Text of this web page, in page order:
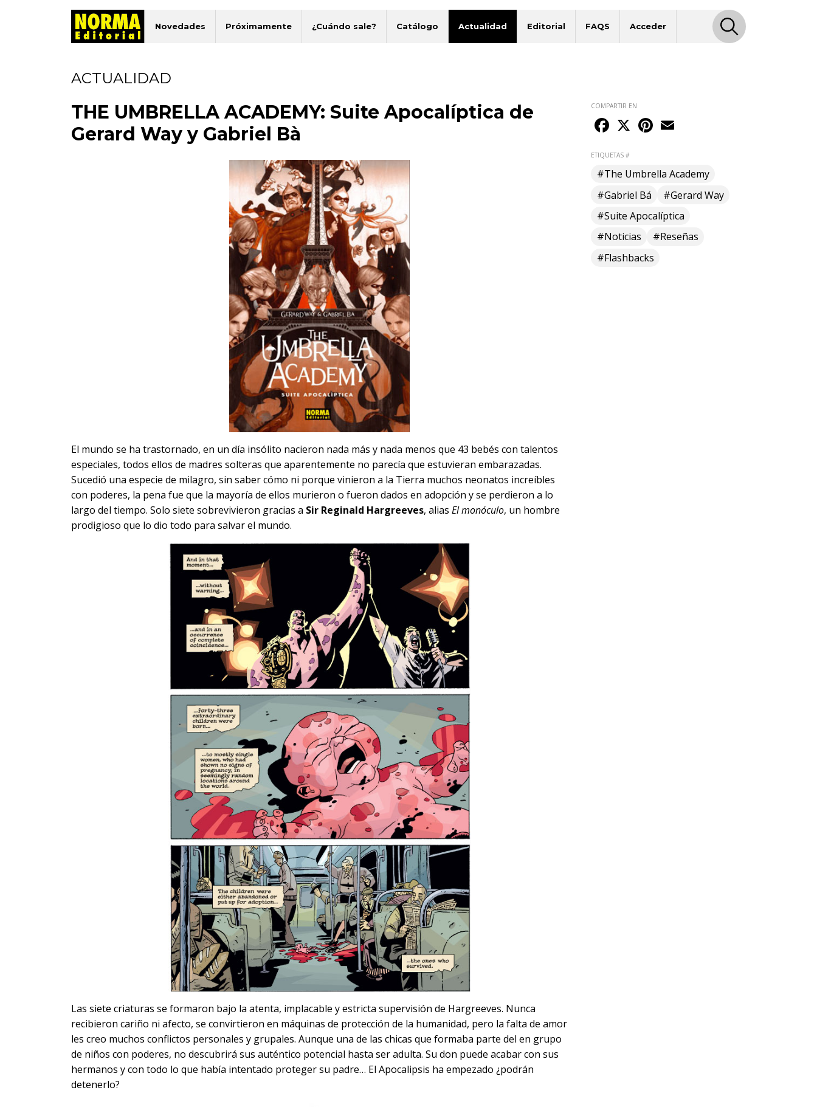
Novedades Próximamente ¿Cuándo sale? Catálogo Actualidad Editorial FAQS Acceder
ACTUALIDAD
THE UMBRELLA ACADEMY: Suite Apocalíptica de
Gerard Way y Gabriel Bà
El mundo se ha trastornado, en un día insólito nacieron nada más y nada menos que 43 bebés con talentos
especiales, todos ellos de madres solteras que aparentemente no parecía que estuvieran embarazadas.
Sucedió una especie de milagro, sin saber cómo ni porque vinieron a la Tierra muchos neonatos increíbles
con poderes, la pena fue que la mayoría de ellos murieron o fueron dados en adopción y se perdieron a lo
largo del tiempo. Solo siete sobrevivieron gracias a Sir Reginald Hargreeves, alias El monóculo, un hombre
prodigioso que lo dio todo para salvar el mundo.
Las siete criaturas se formaron bajo la atenta, implacable y estricta supervisión de Hargreeves. Nunca
recibieron cariño ni afecto, se convirtieron en máquinas de protección de la humanidad, pero la falta de amor
les creo muchos conflictos personales y grupales. Aunque una de las chicas que formaba parte del en grupo
de niños con poderes, no descubrirá sus auténtico potencial hasta ser adulta. Su don puede acabar con sus
hermanos y con todo lo que había intentado proteger su padre… El Apocalipsis ha empezado ¿podrán
detenerlo?
COMPARTIR EN
Facebook
X Pinterest
ETIQUETAS #
#The Umbrella Academy
#Gabriel Bá
#Gerard Way
#Suite Apocalíptica
#Noticias
#Reseñas
#Flashbacks